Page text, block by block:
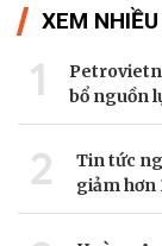
XEM NHIỀU
1
bổ nguồn
2
Tin tức
giảm hơn